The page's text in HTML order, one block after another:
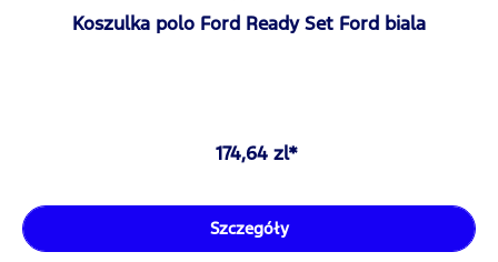
Koszulka polo Ford Ready Set Ford biala
174,64 zl*
Szczegóły